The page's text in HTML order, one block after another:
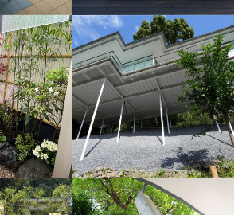
熱海の駅ビル「ラスカ熱
海」屋上庭園
2026年2月 熱海市